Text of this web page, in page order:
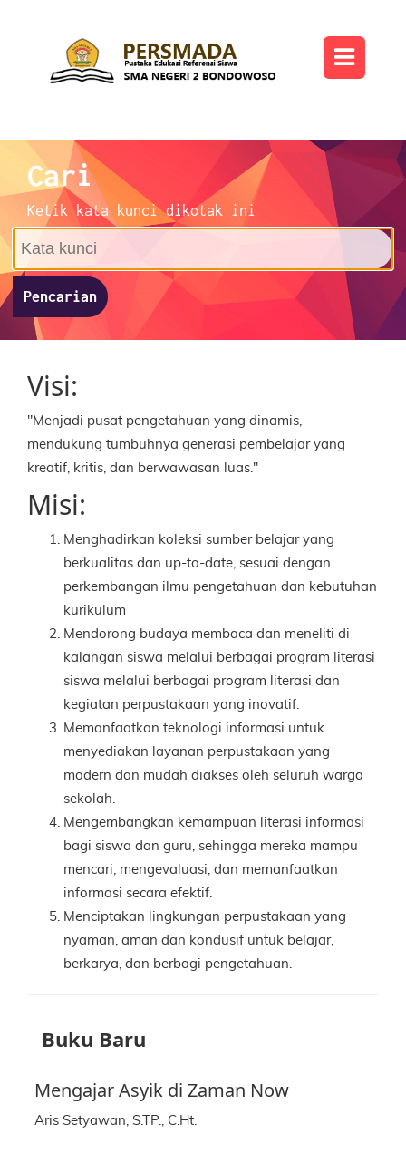
Cari
Ketik kata kunci dikotak ini
Pencarian
Visi:
"Menjadi pusat pengetahuan yang dinamis,
mendukung tumbuhnya generasi pembelajar yang
kreatif, kritis, dan berwawasan luas."
Misi:
Menghadirkan koleksi sumber belajar yang
berkualitas dan up-to-date, sesuai dengan
perkembangan ilmu pengetahuan dan kebutuhan
kurikulum
Mendorong budaya membaca dan meneliti di
kalangan siswa melalui berbagai program literasi
siswa melalui berbagai program literasi dan
kegiatan perpustakaan yang inovatif.
Memanfaatkan teknologi informasi untuk
menyediakan layanan perpustakaan yang
modern dan mudah diakses oleh seluruh warga
sekolah.
Mengembangkan kemampuan literasi informasi
bagi siswa dan guru, sehingga mereka mampu
mencari, mengevaluasi, dan memanfaatkan
informasi secara efektif.
Menciptakan lingkungan perpustakaan yang
nyaman, aman dan kondusif untuk belajar,
berkarya, dan berbagi pengetahuan.
Buku Baru
Mengajar Asyik di Zaman Now
Aris Setyawan, S.TP., C.Ht.